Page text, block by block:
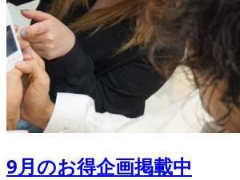
9月のお得企画掲載中